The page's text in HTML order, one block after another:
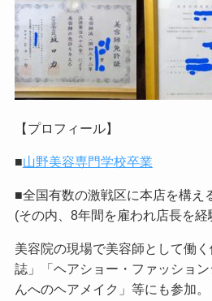
【プロフィール】
■山野美容専門学校卒業
■全国有数の激戦区に本店を構え
(その内、8年間を雇われ店長を経
美容院の現場で美容師として働
誌」「ヘアショー・ファッショ
んへのヘアメイク」等にも参加。